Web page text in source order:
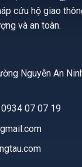
cứu hộ giao
và an toàn.
Nguyễn An
07 07 19